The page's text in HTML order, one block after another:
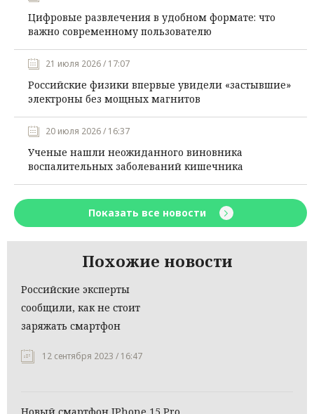
Цифровые развлечения в удобном формате: что
важно современному пользователю
21 июля 2026 / 17:07
Российские физики впервые увидели «застывшие»
электроны без мощных магнитов
20 июля 2026 / 16:37
Ученые нашли неожиданного виновника
воспалительных заболеваний кишечника
Показать все новости
Похожие новости
Российские эксперты
сообщили, как не стоит
заряжать смартфон
12 сентября 2023 / 16:47